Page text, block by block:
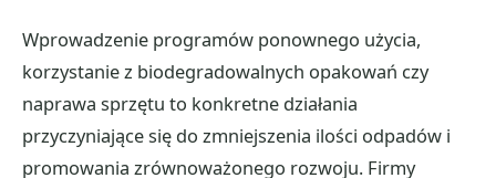
Wprowadzenie programów ponownego użycia,
korzystanie z biodegradowalnych opakowań czy
naprawa sprzętu to konkretne działania
przyczyniające się do zmniejszenia ilości odpadów i
promowania zrównoważonego rozwoju. Firmy